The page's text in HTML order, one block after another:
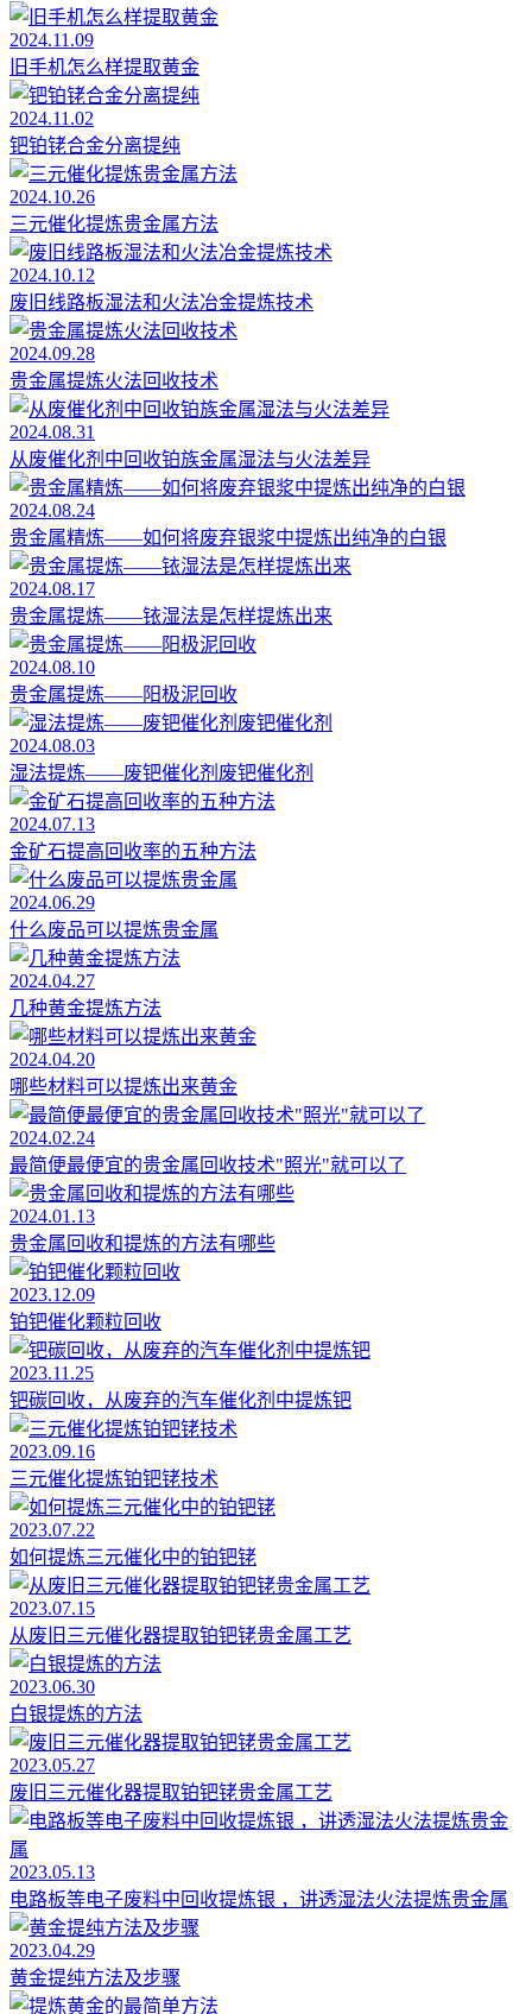
2024.11.09
旧手机怎么样提取黄金
2024.11.02
钯铂铑合金分离提纯
2024.10.26
三元催化提炼贵金属方法
2024.10.12
废旧线路板湿法和火法冶金提炼技术
2024.09.28
贵金属提炼火法回收技术
2024.08.31
从废催化剂中回收铂族金属湿法与火法差异
2024.08.24
贵金属精炼——如何将废弃银浆中提炼出纯净的白银
2024.08.17
贵金属提炼——铱湿法是怎样提炼出来
2024.08.10
贵金属提炼——阳极泥回收
2024.08.03
湿法提炼——废钯催化剂废钯催化剂
2024.07.13
金矿石提高回收率的五种方法
2024.06.29
什么废品可以提炼贵金属
2024.04.27
几种黄金提炼方法
2024.04.20
哪些材料可以提炼出来黄金
2024.02.24
最简便最便宜的贵金属回收技术"照光"就可以了
2024.01.13
贵金属回收和提炼的方法有哪些
2023.12.09
铂钯催化颗粒回收
2023.11.25
钯碳回收，从废弃的汽车催化剂中提炼钯
2023.09.16
三元催化提炼铂钯铑技术
2023.07.22
如何提炼三元催化中的铂钯铑
2023.07.15
从废旧三元催化器提取铂钯铑贵金属工艺
2023.06.30
白银提炼的方法
2023.05.27
废旧三元催化器提取铂钯铑贵金属工艺
2023.05.13
电路板等电子废料中回收提炼银 ，讲透湿法火法提炼贵金属
2023.04.29
黄金提纯方法及步骤